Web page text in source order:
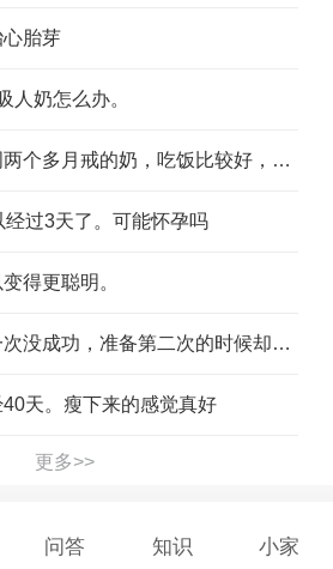
胎芽
人奶怎么办。
我家大宝两周，一周两个多月戒的奶，吃饭比较好，有的戒奶晚就是不好好吃饭，少吃零食
过3天了。可能怀孕吗
得更聪明。
我是多囊卵巢试管一次没成功，准备第二次的时候却意外怀孕了，可是4个月的时候宝宝没有胎心了，我该怎么办还能自己怀孕吗。还是试管。
天。瘦下来的感觉真好
更多>>
问答 知识 小家